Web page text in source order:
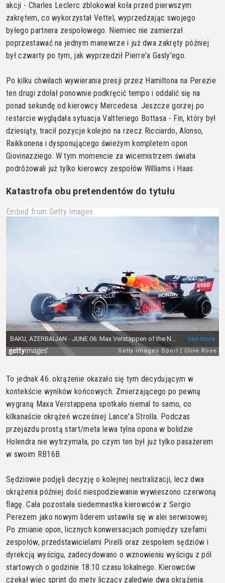
akcji - Charles Leclerc zblokował koła przed pierwszym
zakrętem, co wykorzystał Vettel, wyprzedzając swojego
byłego partnera zespołowego. Niemiec nie zamierzał
poprzestawać na jednym manewrze i już dwa zakręty później
był czwarty po tym, jak wyprzedził Pierre'a Gasly'ego.
Po kilku chwilach wywierania presji przez Hamiltona na Perezie
ten drugi zdołał ponownie podkręcić tempo i oddalić się na
ponad sekundę od kierowcy Mercedesa. Jeszcze gorzej po
restarcie wyglądała sytuacja Valtteriego Bottasa - Fin, który był
dziesiąty, tracił pozycje kolejno na rzecz Ricciardo, Alonso,
Raikkonena i dysponującego świeżym kompletem opon
Giovinazziego. W tym momencie za wicemistrzem świata
podróżowali już tylko kierowcy zespołów Williams i Haas.
Katastrofa obu pretendentów do tytułu
Embed from Getty Images
To jednak 46. okrążenie okazało się tym decydującym w
kontekście wyników końcowych. Zmierzającego po pewną
wygraną Maxa Verstappena spotkało niemal to samo, co
kilkanaście okrążeń wcześniej Lance'a Strolla. Podczas
przejazdu prostą start/meta lewa tylna opona w bolidzie
Holendra nie wytrzymała, po czym ten był już tylko pasażerem
w swoim RB16B.
Sędziowie podjęli decyzję o kolejnej neutralizacji, lecz dwa
okrążenia później dość niespodziewanie wywieszono czerwoną
flagę. Cała pozostała siedemnastka kierowców z Sergio
Perezem jako nowym liderem ustawiła się w alei serwisowej.
Po zmianie opon, licznych konwersacjach pomiędzy szefami
zespołów, przedstawicielami Pirelli oraz zespołem sędziów i
dyrekcją wyścigu, zadecydowano o wznowieniu wyścigu z pól
startowych o godzinie 18:10 czasu lokalnego. Kierowców
czekał więc sprint do mety liczący zaledwie dwa okrążenia.